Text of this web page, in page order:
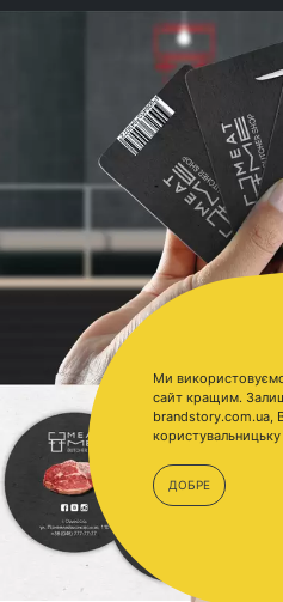
Ми
сайт кращим.
brandstory.com.ua,
користувальницьку
ДОБРЕ